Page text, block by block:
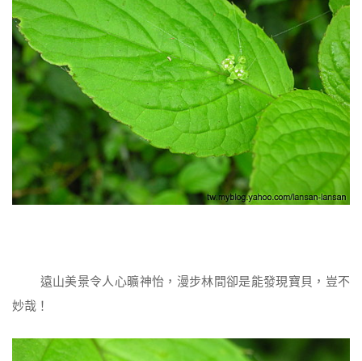
遠山美景令人心曠神怡，漫步林間卻是能發現寶貝，豈不
妙哉！